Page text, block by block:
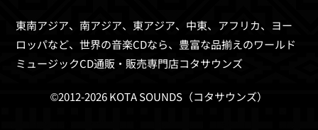
東南アジア、南アジア、東アジア、中東、アフリカ、ヨー
ロッパなど、世界の音楽CDなら、 豊富な品揃えのワールド
ミュージックCD通販・販売専門店コタサウンズ
©2012-2026 KOTA SOUNDS（コタサウンズ）